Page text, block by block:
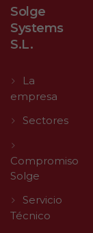
Solge
Systems
S.L.
La
empresa
Sectores
Compromiso
Solge
Servicio
Técnico